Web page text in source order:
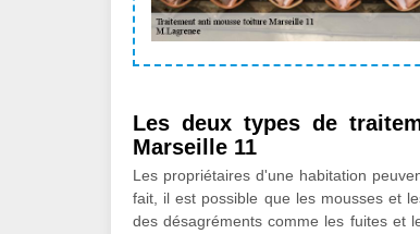
Les deux types de
Marseille 11
Les propriétaires d'une habitation
fait, il est possible que les mousses et
des désagréments comme les fuites et